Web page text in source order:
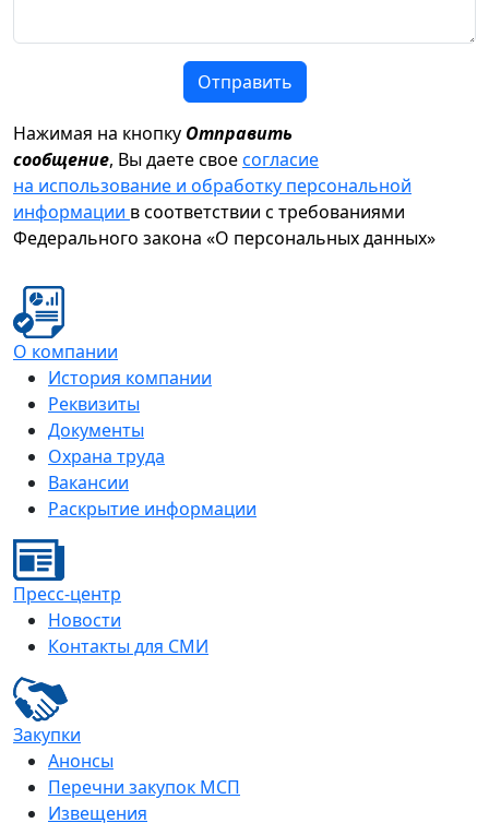
Отправить
Нажимая на кнопку Отправить
сообщение, Вы даете своесогласие
на использование и обработку персональной
информации в соответствии с требованиями
Федерального закона «О персональных данных»
О компании
История компании
Реквизиты
Документы
Охрана труда
Вакансии
Раскрытие информации
Пресс-центр
Новости
Контакты для СМИ
Закупки
Анонсы
Перечни закупок МСП
Извещения